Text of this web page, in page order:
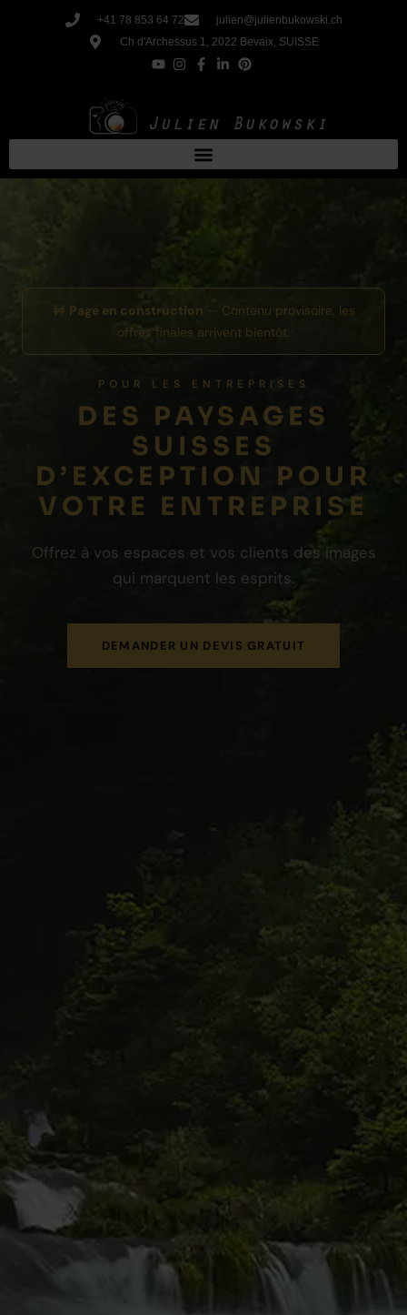
+41 78 853 64 72
julien@julienbukowski.ch
Ch d'Archessus 1, 2022 Bevaix, SUISSE
🚧 Page en construction — Contenu provisoire, les
offres finales arrivent bientôt.
POUR LES ENTREPRISES
DES PAYSAGES
SUISSES
D’EXCEPTION POUR
VOTRE ENTREPRISE
Offrez à vos espaces et vos clients des images
qui marquent les esprits.
DEMANDER UN DEVIS GRATUIT